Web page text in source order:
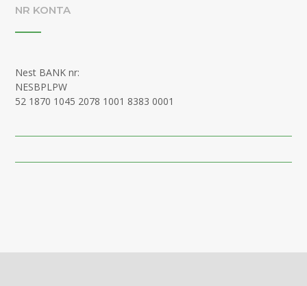
NR KONTA
Nest BANK nr:
NESBPLPW
52 1870 1045 2078 1001 8383 0001